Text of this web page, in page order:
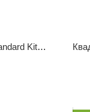
Квадрокоптер DJI Inspire 2 X7 Standard Kit UA CERT.